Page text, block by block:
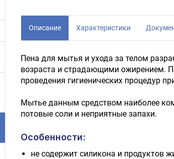
Описание Характеристики
Пена для мытья и ухода за телом
возраста и страдающими ожирением.
проведения гигиенических процедур
Мытье данным средством наиболее
потовые соли и неприятные запахи.
Особенности:
не содержит силикона и продуктов